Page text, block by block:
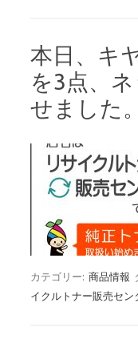
本日、キ
を3点、
せました。
カテゴリー: 商品情報
イクルトナー販売セン